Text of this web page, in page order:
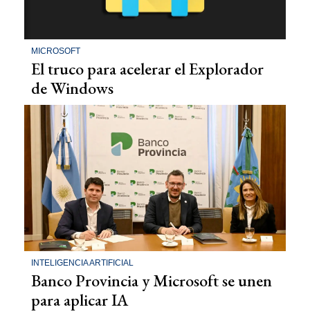
MICROSOFT
El truco para acelerar el Explorador
de Windows
INTELIGENCIA ARTIFICIAL
Banco Provincia y Microsoft se unen
para aplicar IA